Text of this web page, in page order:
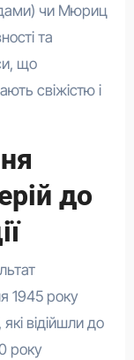
чи Мюриц
та
що
свіжістю і
до
1945 року
які відійшли до
року